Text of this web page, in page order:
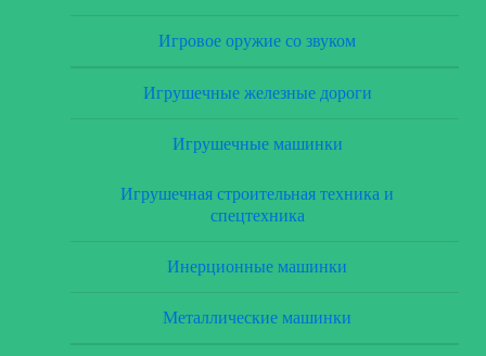
Игровое оружие со звуком
Игрушечные железные дороги
Игрушечные машинки
Игрушечная строительная техника и
спецтехника
Инерционные машинки
Металлические машинки